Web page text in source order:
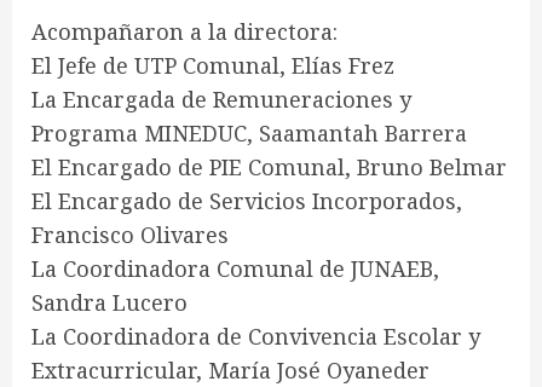
Acompañaron a la directora:
El Jefe de UTP Comunal, Elías Frez
La Encargada de Remuneraciones y
Programa MINEDUC, Saamantah Barrera
El Encargado de PIE Comunal, Bruno Belmar
El Encargado de Servicios Incorporados,
Francisco Olivares
La Coordinadora Comunal de JUNAEB,
Sandra Lucero
La Coordinadora de Convivencia Escolar y
Extracurricular, María José Oyaneder